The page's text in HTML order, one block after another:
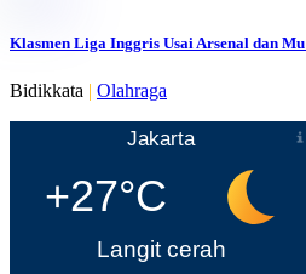
Klasmen Liga Inggris Usai Arsenal dan
Bidikkata | Olahraga
Jakarta
+27°C
Langit cerah